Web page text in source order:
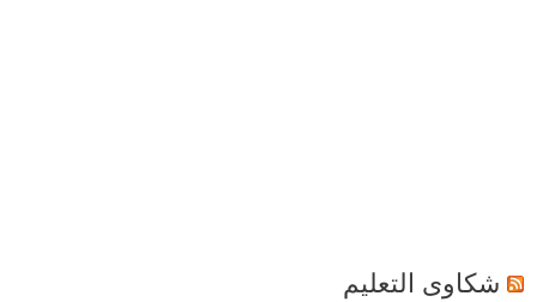
شكاوى التعليم